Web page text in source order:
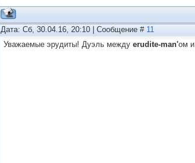
Дата: Сб, 30.04.16, 20:10 | Сообщение # 11
Уважаемые эрудиты! Дуэль между erudite-man'ом и